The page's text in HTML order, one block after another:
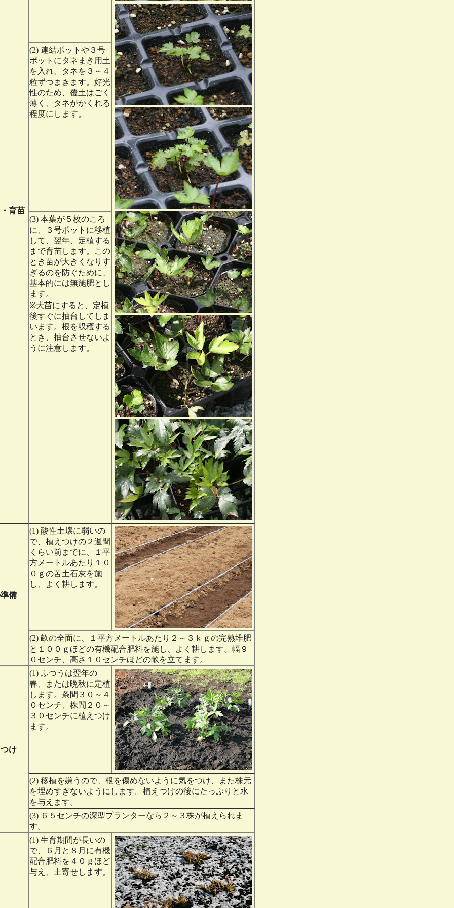
育苗
(2) 連結ポットや３号
ポットにタネまき用土
を入れ、タネを３～４
粒ずつまきます。好光
性のため、覆土はごく
薄く、タネがかくれる
程度にします。
(3) 本葉が５枚のころ
に、３号ポットに移植
して、翌年、定植する
まで育苗します。この
とき苗が大きくなりす
ぎるのを防ぐために、
基本的には無施肥とし
ます。
※大苗にすると、定植
後すぐに抽台してしま
います。根を収穫する
とき、抽台させないよ
うに注意します。
備
(1) 酸性土壌に弱いの
で、植えつけの２週間
くらい前までに、１平
方メートルあたり１０
０ｇの苦土石灰を施
し、よく耕します。
(2) 畝の全面に、１平方メートルあたり２～３ｋｇの完熟堆肥
と１００ｇほどの有機配合肥料を施し、よく耕します。幅９
０センチ、高さ１０センチほどの畝を立てます。
け
(1) ふつうは翌年の
春、または晩秋に定植
します。条間３０～４
０センチ、株間２０～
３０センチに植えつけ
ます。
(2) 移植を嫌うので、根を傷めないように気をつけ、また株元
を埋めすぎないようにします。植えつけの後にたっぷりと水
を与えます。
(3) ６５センチの深型プランターなら２～３株が植えられま
す。
(1) 生育期間が長いの
で、６月と８月に有機
配合肥料を４０ｇほど
与え、土寄せします。